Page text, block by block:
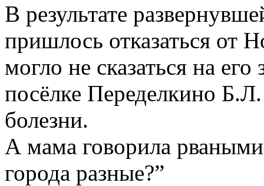
В результате
пришлось отказаться от
могло не сказаться на
посёлке Переделкино
болезни.
А мама говорила
города разные?”